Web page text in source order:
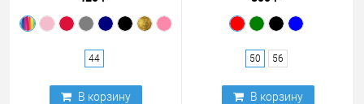
44
В корзину
50 56
В корзину